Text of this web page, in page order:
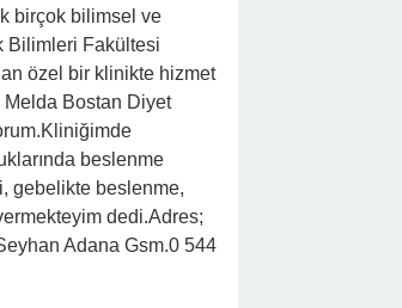
birçok bilimsel ve
Bilimleri Fakültesi
özel bir klinikte hizmet
Melda Bostan Diyet
beslenme
gebelikte beslenme,
dedi.Adres;
Adana Gsm.0 544